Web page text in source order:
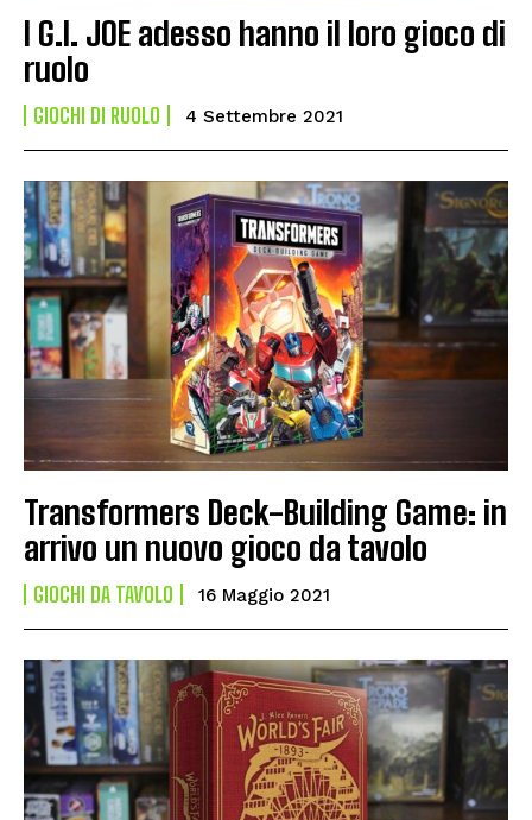
I G.I. JOE adesso hanno il loro gioco di
ruolo
GIOCHI DI RUOLO 4 Settembre 2021
Transformers Deck-Building Game: in
arrivo un nuovo gioco da tavolo
GIOCHI DA TAVOLO 16 Maggio 2021